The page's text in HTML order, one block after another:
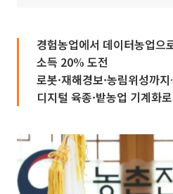
경험농업에서 데이터농업
소득 20% 도전
로봇·재해경보·농림위성까
디지털 육종·밭농업 기계화